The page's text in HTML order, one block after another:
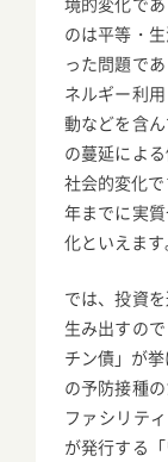
のは平等・
った問題で
ネルギー利
動などを含
の蔓延によ
社会的変化
年までに実
化といえます
では、投資
生み出すの
チン債」が
の予防接種
ファシリテ
が発行する